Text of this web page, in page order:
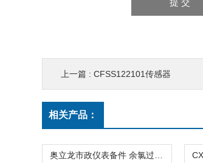
上一篇 : CFSS122101传感器
相关产品：